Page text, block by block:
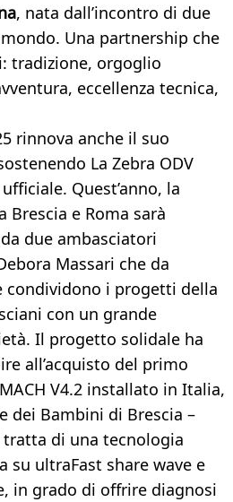
, nata dall’incontro di due
Una partnership che
tradizione, orgoglio
eccellenza tecnica,
rinnova anche il suo
La Zebra ODV
Quest’anno, la
e Roma sarà
due ambasciatori
Massari che da
condividono i progetti della
con un grande
Il progetto solidale ha
all’acquisto del primo
V4.2 installato in Italia,
dei Bambini di Brescia –
tratta di una tecnologia
su ultraFast share wave e
in grado di offrire diagnosi